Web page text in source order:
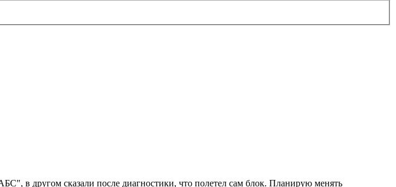
в другом сказали после диагностики, что полетел сам блок. Планирую менять